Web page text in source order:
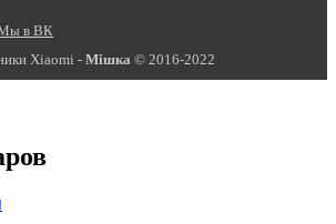
Xiaomi - Miшка © 2016-2022